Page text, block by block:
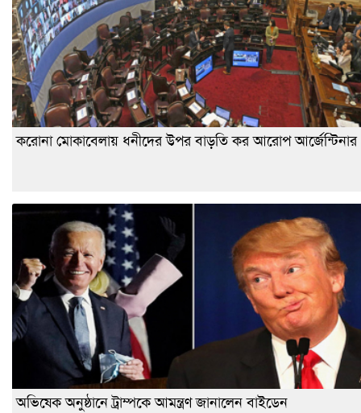
করোনা মোকাবেলায় ধনীদের উপর বাড়তি কর আরোপ আর্জেন্টিনার
অভিষেক অনুষ্ঠানে ট্রাম্পকে আমন্ত্রণ জানালেন বাইডেন